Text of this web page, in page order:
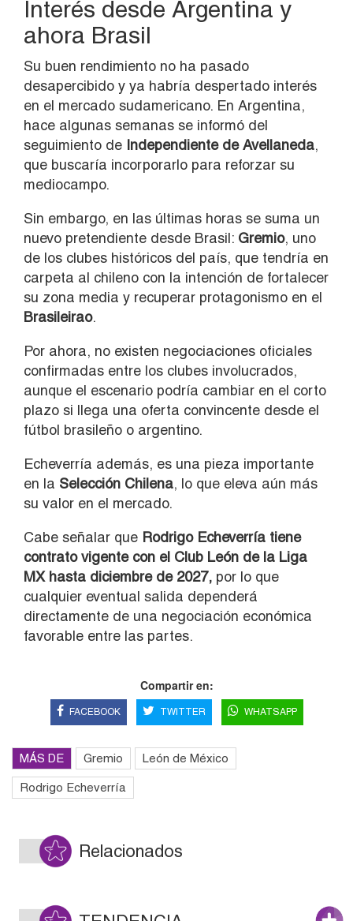
Interés desde Argentina y
ahora Brasil
Su buen rendimiento no ha pasado
desapercibido y ya habría despertado interés
en el mercado sudamericano. En Argentina,
hace algunas semanas se informó del
seguimiento de Independiente de Avellaneda,
que buscaría incorporarlo para reforzar su
mediocampo.
Sin embargo, en las últimas horas se suma un
nuevo pretendiente desde Brasil: Gremio, uno
de los clubes históricos del país, que tendría en
carpeta al chileno con la intención de fortalecer
su zona media y recuperar protagonismo en el
Brasileirao.
Por ahora, no existen negociaciones oficiales
confirmadas entre los clubes involucrados,
aunque el escenario podría cambiar en el corto
plazo si llega una oferta convincente desde el
fútbol brasileño o argentino.
Echeverría además, es una pieza importante
en la Selección Chilena, lo que eleva aún más
su valor en el mercado.
Cabe señalar que Rodrigo Echeverría tiene
contrato vigente con el Club León de la Liga
MX hasta diciembre de 2027, por lo que
cualquier eventual salida dependerá
directamente de una negociación económica
favorable entre las partes.
Compartir en:
FACEBOOK TWITTER WHATSAPP
MÁS DE Gremio León de México
Rodrigo Echeverría
Relacionados